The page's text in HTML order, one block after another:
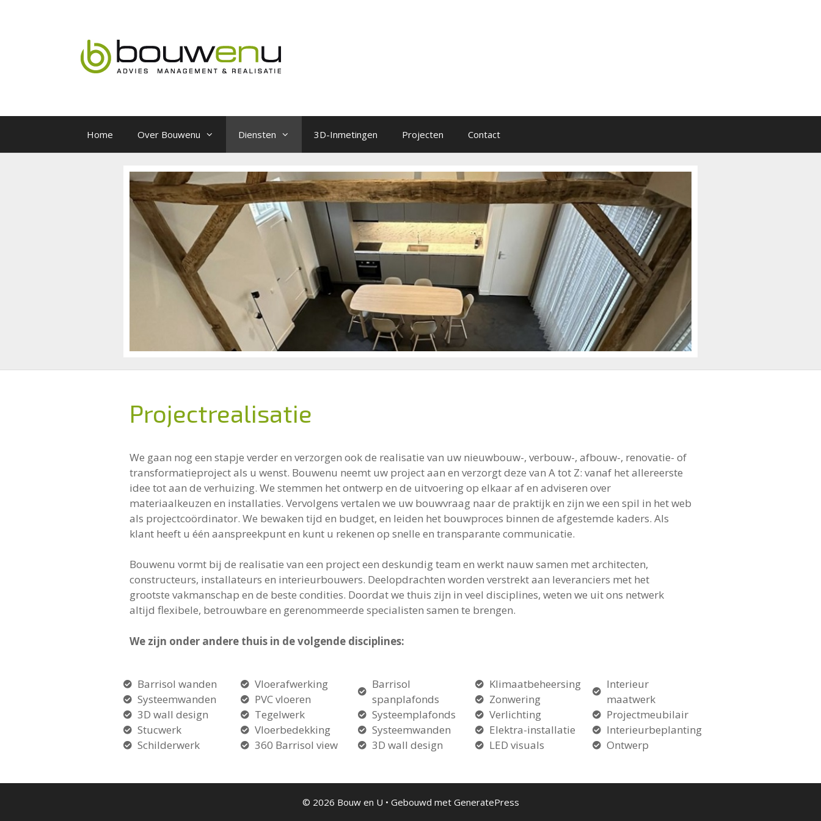
Home Over Bouwenu Diensten 3D-Inmetingen Projecten Contact
Projectrealisatie
We gaan nog een stapje verder en verzorgen ook de realisatie van uw nieuwbouw-, verbouw-, afbouw-, renovatie- of
transformatieproject als u wenst. Bouwenu neemt uw project aan en verzorgt deze van A tot Z: vanaf het allereerste
idee tot aan de verhuizing. We stemmen het ontwerp en de uitvoering op elkaar af en adviseren over
materiaalkeuzen en installaties. Vervolgens vertalen we uw bouwvraag naar de praktijk en zijn we een spil in het web
als projectcoördinator. We bewaken tijd en budget, en leiden het bouwproces binnen de afgestemde kaders. Als
klant heeft u één aanspreekpunt en kunt u rekenen op snelle en transparante communicatie.
Bouwenu vormt bij de realisatie van een project een deskundig team en werkt nauw samen met architecten,
constructeurs, installateurs en interieurbouwers. Deelopdrachten worden verstrekt aan leveranciers met het
grootste vakmanschap en de beste condities. Doordat we thuis zijn in veel disciplines, weten we uit ons netwerk
altijd flexibele, betrouwbare en gerenommeerde specialisten samen te brengen.
We zijn onder andere thuis in de volgende disciplines:
Barrisol wanden
Systeemwanden
3D wall design
Stucwerk
Schilderwerk
Vloerafwerking
PVC vloeren
Tegelwerk
Vloerbedekking
360 Barrisol view
Barrisol
spanplafonds
Systeemplafonds
Systeemwanden
3D wall design
Klimaatbeheersing
Zonwering
Verlichting
Elektra-installatie
LED visuals
Interieur
maatwerk
Projectmeubilair
Interieurbeplanting
Ontwerp
© 2026 Bouw en U • Gebouwd met GeneratePress